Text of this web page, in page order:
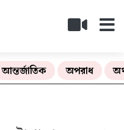
আন্তর্জাতিক অপরাধ